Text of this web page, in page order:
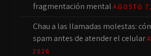
fragmentación mental AGOSTO
Chau a las llamadas molestas:
spam antes de atender el celular
2026